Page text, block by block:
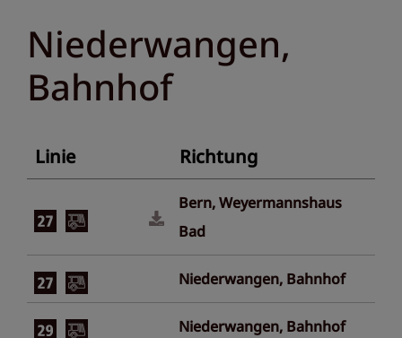
Niederwangen,
Bahnhof
Linie Richtung
Bern, Weyermannshaus
Bad
Niederwangen, Bahnhof
Niederwangen, Bahnhof